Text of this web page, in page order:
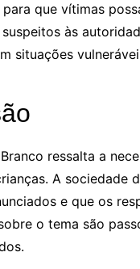
que vítimas
às
situações
ressalta a
A sociedade
e que os
o tema são